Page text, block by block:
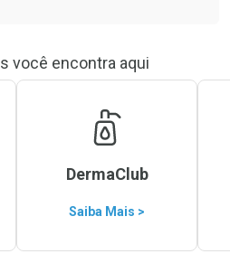
você encontra aqui
DermaClub
Saiba Mais >